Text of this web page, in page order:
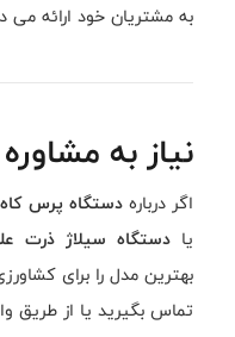
به مشتریان خود ارائه می
نیاز به
اگر دربارهدستگاه پرس کاه
یادستگاه سیلاژ ذرت
بهترین مدل را برای
تماس بگیرید یا از طریق